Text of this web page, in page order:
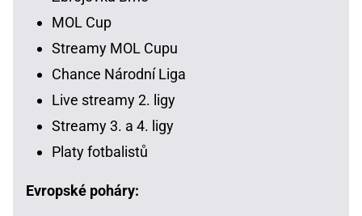
MOL Cup
Streamy MOL Cupu
Chance Národní Liga
Live streamy 2. ligy
Streamy 3. a 4. ligy
Platy fotbalistů
Evropské poháry: